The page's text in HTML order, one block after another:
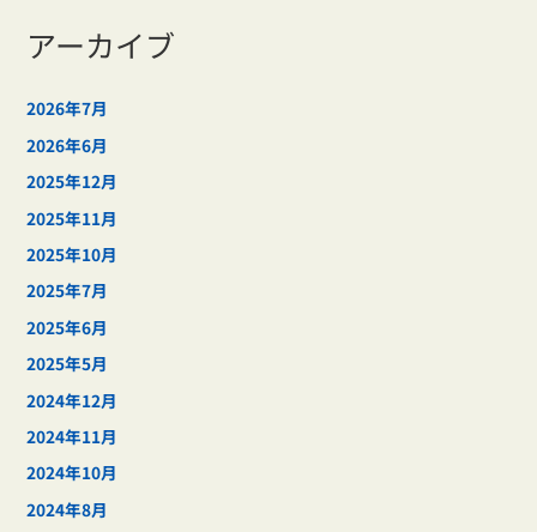
アーカイブ
2026年7月
2026年6月
2025年12月
2025年11月
2025年10月
2025年7月
2025年6月
2025年5月
2024年12月
2024年11月
2024年10月
2024年8月